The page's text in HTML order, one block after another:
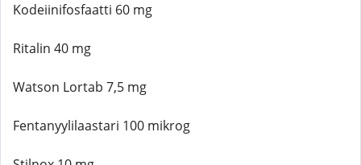
Kodeiinifosfaatti 60 mg
Ritalin 40 mg
Watson Lortab 7,5 mg
Fentanyylilaastari 100 mikrog